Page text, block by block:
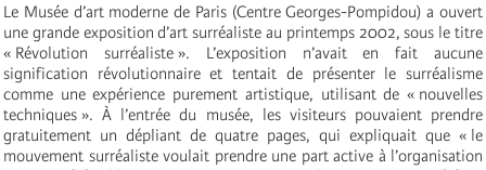
Le Musée d’art moderne de Paris (Centre Georges-Pompidou) a ouvert
une grande exposition d’art surréaliste au printemps 2002, sous le titre
« Révolution surréaliste ». L’exposition n’avait en fait aucune
signification révolutionnaire et tentait de présenter le surréalisme
comme une expérience purement artistique, utilisant de « nouvelles
techniques ». À l’entrée du musée, les visiteurs pouvaient prendre
gratuitement un dépliant de quatre pages, qui expliquait que « le
mouvement surréaliste voulait prendre une part active à l’organisation